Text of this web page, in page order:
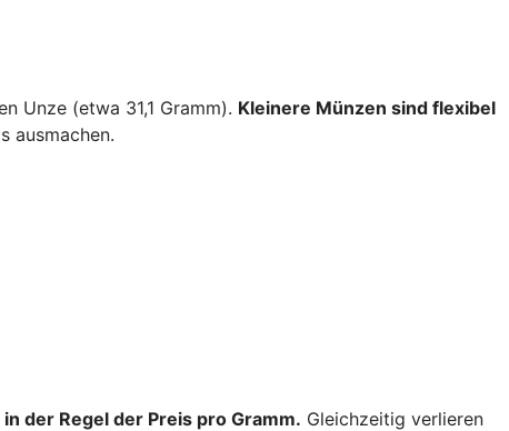
Unze (etwa 31,1 Gramm). Kleinere Münzen sind flexibel
ausmachen.
der Regel der Preis pro Gramm. Gleichzeitig verlieren